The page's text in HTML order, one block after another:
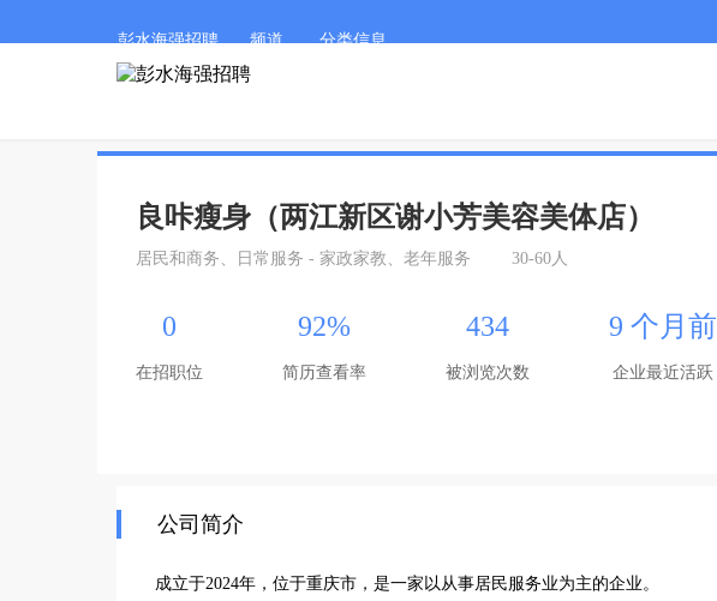
彭水海强招聘 频道 分类信息
良咔瘦身（两江新区谢小芳美容美体店）
居民和商务、日常服务 - 家政家教、老年服务 30-60人
0
在招职位
92%
简历查看率
434
被浏览次数
9 个月前
企业最近活跃
公司简介
成立于2024年，位于重庆市，是一家以从事居民服务业为主的企业。